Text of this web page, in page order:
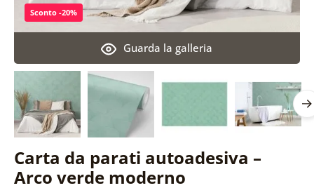
Carta da parati autoadesiva –
Arco verde moderno
Guarda la galleria
Sconto -20%